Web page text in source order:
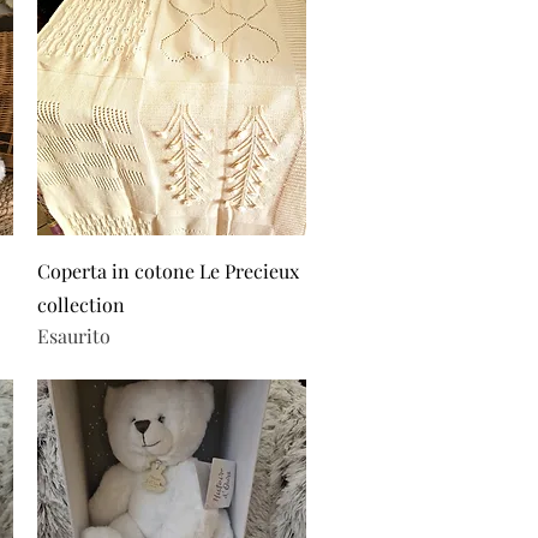
Vista rapida
Coperta in cotone Le Precieux
collection
Esaurito